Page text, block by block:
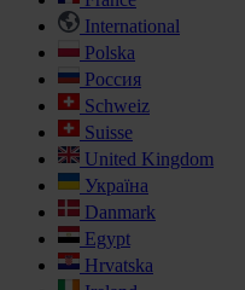
International
Polska
Россия
Schweiz
Suisse
United Kingdom
Україна
Danmark
Egypt
Hrvatska